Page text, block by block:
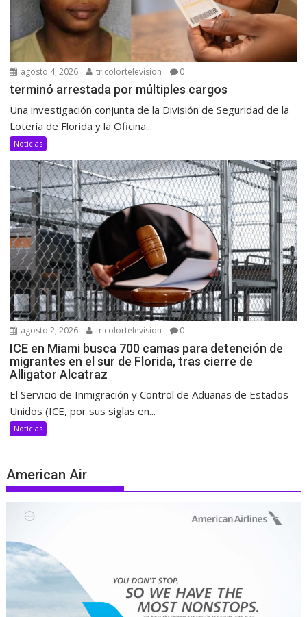
agosto 4, 2026 tricolortelevision 0
terminó arrestada por múltiples cargos
Una investigación conjunta de la División de Seguridad de la
Lotería de Florida y la Oficina...
Noticias
agosto 2, 2026 tricolortelevision 0
ICE en Miami busca 700 camas para detención de
migrantes en el sur de Florida, tras cierre de
Alligator Alcatraz
El Servicio de Inmigración y Control de Aduanas de Estados
Unidos (ICE, por sus siglas en...
Noticias
American Air